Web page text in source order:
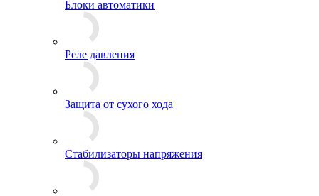
Блоки автоматики
Реле давления
Защита от сухого хода
Стабилизаторы напряжения